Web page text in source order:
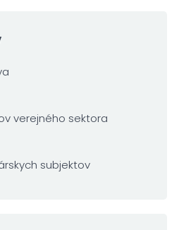
verejného sektora
subjektov